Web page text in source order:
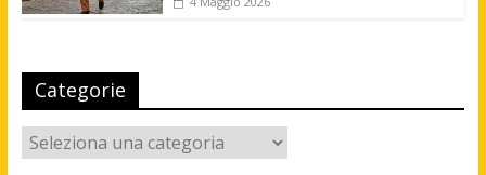
Categorie
Categorie